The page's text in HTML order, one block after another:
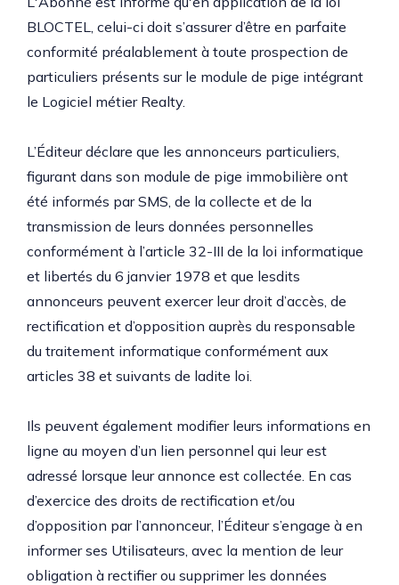
BLOCTEL, celui-ci doit s’assurer d’être en parfaite
conformité préalablement à toute prospection de
particuliers présents sur le module de pige intégrant
le Logiciel métier Realty.
L’Éditeur déclare que les annonceurs particuliers,
figurant dans son module de pige immobilière ont
été informés par SMS, de la collecte et de la
transmission de leurs données personnelles
conformément à l’article 32-III de la loi informatique
et libertés du 6 janvier 1978 et que lesdits
annonceurs peuvent exercer leur droit d’accès, de
rectification et d’opposition auprès du responsable
du traitement informatique conformément aux
articles 38 et suivants de ladite loi.
Ils peuvent également modifier leurs informations en
ligne au moyen d’un lien personnel qui leur est
adressé lorsque leur annonce est collectée. En cas
d’exercice des droits de rectification et/ou
d’opposition par l’annonceur, l’Éditeur s’engage à en
informer ses Utilisateurs, avec la mention de leur
obligation à rectifier ou supprimer les données